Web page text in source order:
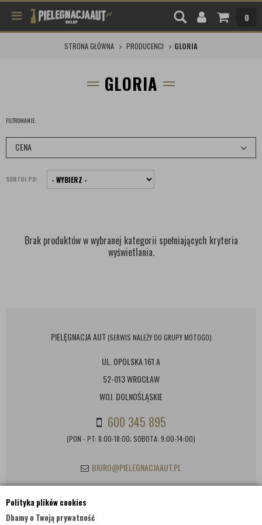
Polityka plików cookies
Dbamy o Twoją prywatność
0
STRONA GŁÓWNA PRODUCENCI GLORIA
GLORIA
FILTROWANIE:
CENA
SORTUJ PO:
Brak produktów w wybranej kategorii spełniających kryteria
wyświetlania.
PIELĘGNACJA AUT (SERWIS NALEŻY DO GRUPY MOTOGO)
UL. OPOLSKA 161 A
52-013 WROCŁAW
WOJ. DOLNOŚLĄSKIE
600 345 895
(PON - PT: 8:00-18:00; SOBOTA: 9:00-14:00)
BIURO@PIELEGNACJAAUT.PL
INFORMACJE KONTAKTOWE